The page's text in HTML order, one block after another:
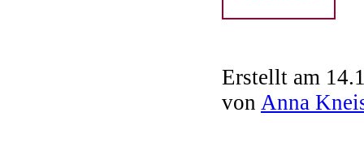
Erstellt am
von Anna